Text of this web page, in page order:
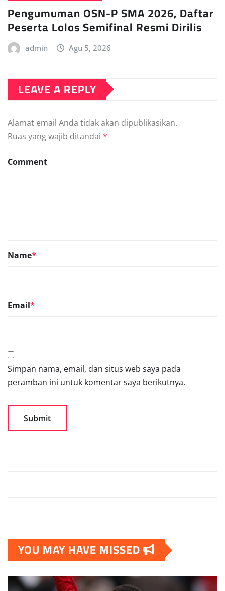
Pengumuman OSN-P SMA 2026, Daftar
Peserta Lolos Semifinal Resmi Dirilis
admin Agu 5, 2026
LEAVE A REPLY
Alamat email Anda tidak akan dipublikasikan.
Ruas yang wajib ditandai *
Comment
Name*
Email*
Simpan nama, email, dan situs web saya pada
peramban ini untuk komentar saya berikutnya.
YOU MAY HAVE MISSED